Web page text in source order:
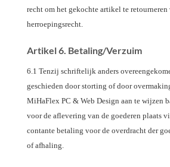
recht om het gekochte artikel te retourneren
herroepingsrecht.
Artikel 6. Betaling/Verzuim
6.1 Tenzij schriftelijk anders
geschieden door storting of door
MiHaFlex PC & Web Design aan te wijzen
voor de aflevering van de goederen plaats
contante betaling voor de overdracht der
of afhaling.